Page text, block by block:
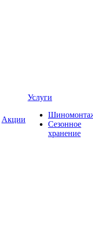
Акции
Услуги
Сезонное
хранение